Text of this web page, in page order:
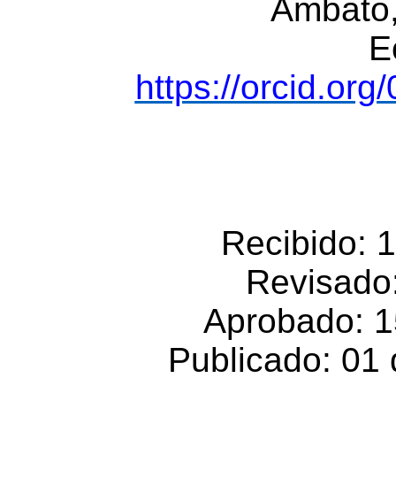
https://
Recibido:
Aprobado:
Publicado: 01